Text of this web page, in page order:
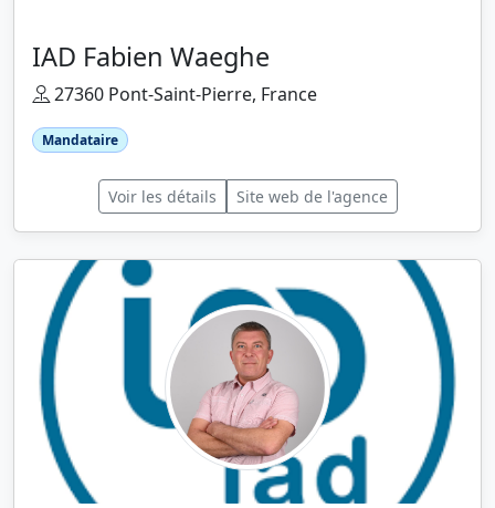
IAD Fabien Waeghe
27360 Pont-Saint-Pierre, France
Mandataire
Voir les détails Site web de l'agence